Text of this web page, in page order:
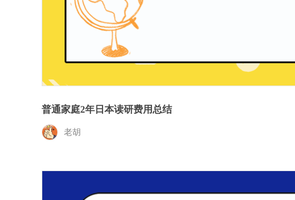
普通家庭2年日本读研费用总结
老胡